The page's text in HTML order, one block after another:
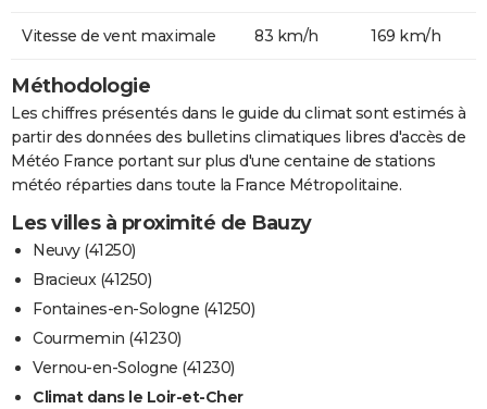
Vitesse de vent maximale 83 km/h 169 km/h
Méthodologie
Les chiffres présentés dans le guide du climat sont estimés à
partir des données des bulletins climatiques libres d'accès de
Météo France portant sur plus d'une centaine de stations
météo réparties dans toute la France Métropolitaine.
Les villes à proximité de Bauzy
Neuvy (41250)
Bracieux (41250)
Fontaines-en-Sologne (41250)
Courmemin (41230)
Vernou-en-Sologne (41230)
Climat dans le Loir-et-Cher